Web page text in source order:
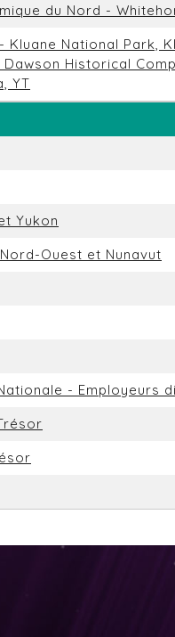
du Nord -
Kluane National Park,
Historical
YT
Yukon
Ouest et Nunavut
- Employeurs